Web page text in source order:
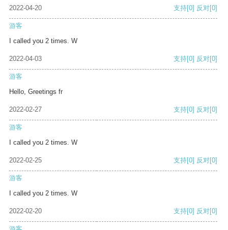
2022-04-20 支持[0] 反对[0]
游客
I called you 2 times. W
2022-04-03 支持[0] 反对[0]
游客
Hello, Greetings fr
2022-02-27 支持[0] 反对[0]
游客
I called you 2 times. W
2022-02-25 支持[0] 反对[0]
游客
I called you 2 times. W
2022-02-20 支持[0] 反对[0]